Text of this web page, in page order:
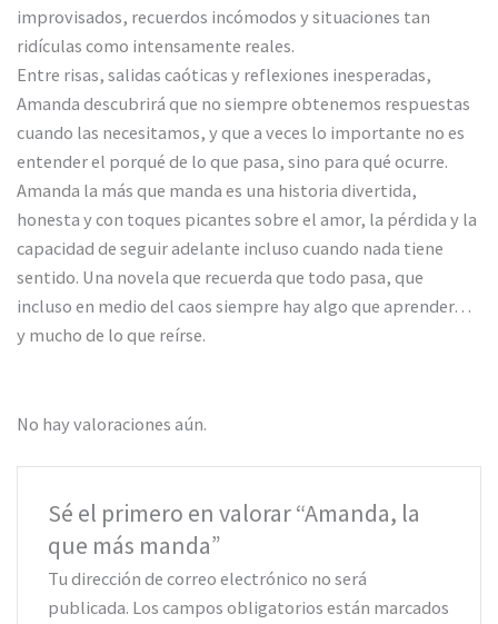
improvisados, recuerdos incómodos y situaciones tan
ridículas como intensamente reales.
Entre risas, salidas caóticas y reflexiones inesperadas,
Amanda descubrirá que no siempre obtenemos respuestas
cuando las necesitamos, y que a veces lo importante no es
entender el porqué de lo que pasa, sino para qué ocurre.
Amanda la más que manda es una historia divertida,
honesta y con toques picantes sobre el amor, la pérdida y la
capacidad de seguir adelante incluso cuando nada tiene
sentido. Una novela que recuerda que todo pasa, que
incluso en medio del caos siempre hay algo que aprender…
y mucho de lo que reírse.
No hay valoraciones aún.
Sé el primero en valorar “Amanda, la
que más manda”
Tu dirección de correo electrónico no será
publicada. Los campos obligatorios están marcados